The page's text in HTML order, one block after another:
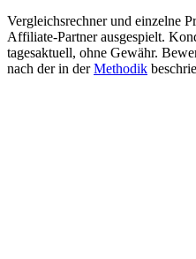
Vergleichsrechner und einzelne
Affiliate-Partner ausgespielt.
tagesaktuell, ohne Gewähr.
nach der in derMethodik